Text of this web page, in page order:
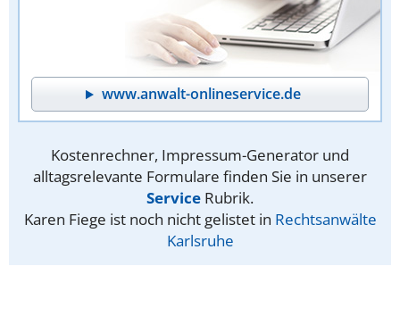
www.anwalt-onlineservice.de
Kostenrechner, Impressum-Generator und
alltagsrelevante Formulare finden Sie in unserer
Service Rubrik.
Karen Fiege ist noch nicht gelistet in Rechtsanwälte
Karlsruhe